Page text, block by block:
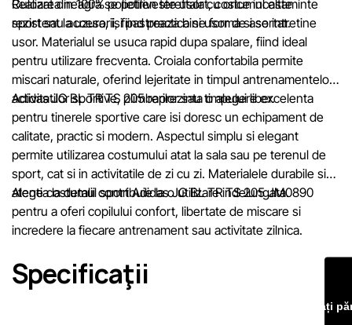
mai scurt termen rezonabil.
Culoarea neagra se potriveste usor cu orice incaltaminte
sport sau accesorii, fiind practica si usor de asortat.
Realizat din 100% polietilen tereftalat, costumul este
rezistent la uzura, isi pastreaza bine forma si se intretine
usor. Materialul se usuca rapid dupa spalare, fiind ideal
pentru utilizare frecventa. Croiala confortabila permite
miscari naturale, oferind lejeritate in timpul antrenamentelor,
activitatilor sportive, plimbarilor sau timpului liber.
Adidas JG BL TR TS 205 reprezinta o alegere excelenta
pentru tinerele sportive care isi doresc un echipament de
calitate, practic si modern. Aspectul simplu si elegant
permite utilizarea costumului atat la sala sau pe terenul de
sport, cat si in activitatile de zi cu zi. Materialele durabile si
atentia la detalii contribuie la o utilizare indelungata.
Alege costumul sport Adidas JG BL TR TS 205 JM0890
pentru a oferi copilului confort, libertate de miscare si
incredere la fiecare antrenament sau activitate zilnica.
Specificaţii
Lăsați